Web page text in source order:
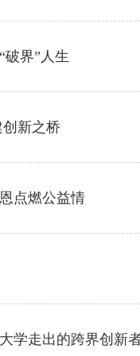
界”人生
新之桥
点燃公益情
学走出的跨界创新